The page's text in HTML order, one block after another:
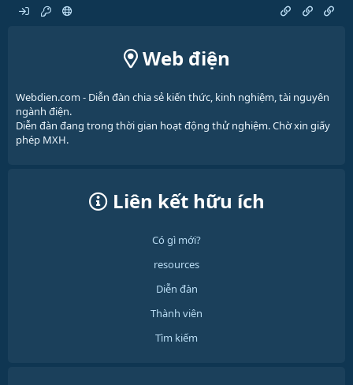
Web điện
Webdien.com - Diễn đàn chia sẻ kiến thức, kinh nghiệm, tài nguyên
ngành điện.
Diễn đàn đang trong thời gian hoạt động thử nghiệm. Chờ xin giấy
phép MXH.
Liên kết hữu ích
Có gì mới?
resources
Diễn đàn
Thành viên
Tìm kiếm